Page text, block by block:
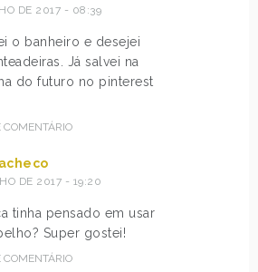
DE 2017 - 08:39
o banheiro e desejei
Já salvei na
do futuro no pinterest
COMENTÁRIO
DE 2017 - 19:20
tinha pensado em usar
Super gostei!
COMENTÁRIO